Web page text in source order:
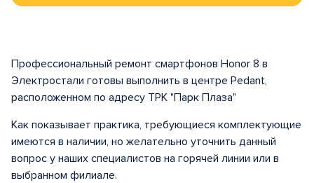
Профессиональный ремонт смартфонов Honor 8 в
Электростали готовы выполнить в центре Pedant,
расположенном по адресу ТРК "Парк Плаза"
Как показывает практика, требующиеся комплектующие
имеются в наличии, но желательно уточнить данный
вопрос у наших специалистов на горячей линии или в
выбранном филиале.